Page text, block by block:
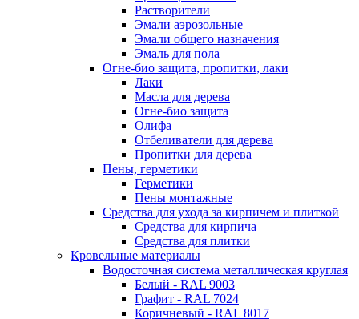
Растворители
Эмали аэрозольные
Эмали общего назначения
Эмаль для пола
Огне-био защита, пропитки, лаки
Лаки
Масла для дерева
Огне-био защита
Олифа
Отбеливатели для дерева
Пропитки для дерева
Пены, герметики
Герметики
Пены монтажные
Средства для ухода за кирпичем и плиткой
Средства для кирпича
Средства для плитки
Кровельные материалы
Водосточная система металлическая круглая
Белый - RAL 9003
Графит - RAL 7024
Коричневый - RAL 8017